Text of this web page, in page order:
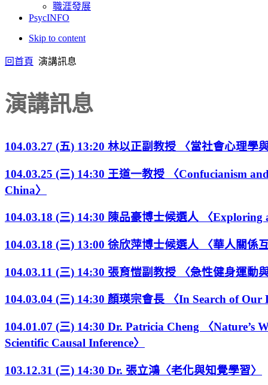
職涯發展
PsycINFO
Skip to content
回首頁 演講訊息
演講訊息
104.03.27 (五) 13:20 林以正副教授 〈當社會心理學
104.03.25 (三) 14:30 王道一教授 〈Confucianism
China〉
104.03.18 (三) 14:30 陳品豪博士候選人 〈Exploring
104.03.18 (三) 13:00 徐欣萍博士候選人 〈華人關
104.03.11 (三) 14:30 張育愷副教授 〈急性健身運
104.03.04 (三) 14:30 顏瑛宗會長 〈In Search of Our
104.01.07 (三) 14:30 Dr. Patricia Cheng 〈Nature’s
Scientific Causal Inference〉
103.12.31 (三) 14:30 Dr. 張立鴻〈老化與知覺學習〉